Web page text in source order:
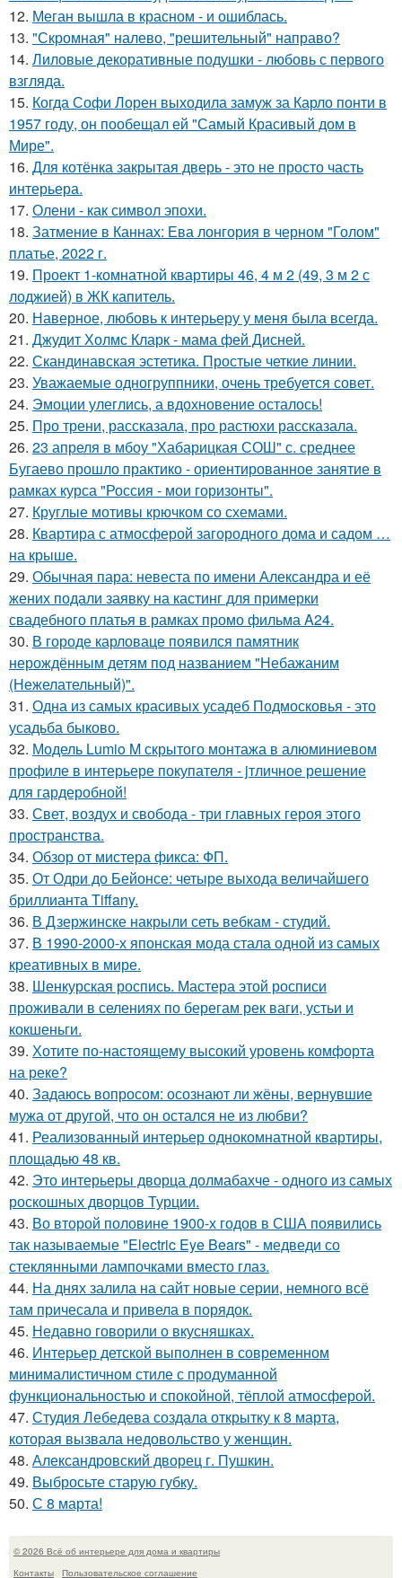
12. Меган вышла в красном - и ошиблась.
13. "Скромная" налево, "решительный" направо?
14. Лиловые декоративные подушки - любовь с первого
взгляда.
15. Когда Софи Лорен выходила замуж за Карло понти в
1957 году, он пообещал ей "Самый Красивый дом в
Мире".
16. Для котёнка закрытая дверь - это не просто часть
интерьера.
17. Олени - как символ эпохи.
18. Затмение в Каннах: Ева лонгория в черном "Голом"
платье, 2022 г.
19. Проект 1-комнатной квартиры 46, 4 м 2 (49, 3 м 2 с
лоджией) в ЖК капитель.
20. Наверное, любовь к интерьеру у меня была всегда.
21. Джудит Холмс Кларк - мама фей Дисней.
22. Скандинавская эстетика. Простые четкие линии.
23. Уважаемые одногруппники, очень требуется совет.
24. Эмоции улеглись, а вдохновение осталось!
25. Про трени, рассказала, про растюхи рассказала.
26. 23 апреля в мбоу "Хабарицкая СОШ" с. среднее
Бугаево прошло практико - ориентированное занятие в
рамках курса "Россия - мои горизонты".
27. Круглые мотивы крючком со схемами.
28. Квартира с атмосферой загородного дома и садом …
на крыше.
29. Обычная пара: невеста по имени Александра и её
жених подали заявку на кастинг для примерки
свадебного платья в рамках промо фильма A24.
30. В городе карловаце появился памятник
нерождённым детям под названием "Небажаним
(Нежелательный)".
31. Одна из самых красивых усадеб Подмосковья - это
усадьба быково.
32. Модель Lumio M скрытого монтажа в алюминиевом
профиле в интерьере покупателя - jтличное решение
для гардеробной!
33. Свет, воздух и свобода - три главных героя этого
пространства.
34. Обзор от мистера фикса: ФП.
35. От Одри до Бейонсе: четыре выхода величайшего
бриллианта Tiffany.
36. В Дзержинске накрыли сеть вебкам - студий.
37. В 1990-2000-х японская мода стала одной из самых
креативных в мире.
38. Шенкурская роспись. Мастера этой росписи
проживали в селениях по берегам рек ваги, устьи и
кокшеньги.
39. Хотите по-настоящему высокий уровень комфорта
на реке?
40. Задаюсь вопросом: осознают ли жёны, вернувшие
мужа от другой, что он остался не из любви?
41. Реализованный интерьер однокомнатной квартиры,
площадью 48 кв.
42. Это интерьеры дворца долмабахче - одного из самых
роскошных дворцов Турции.
43. Во второй половине 1900-х годов в США появились
так называемые "Electric Eye Bears" - медведи со
стеклянными лампочками вместо глаз.
44. На днях залила на сайт новые серии, немного всё
там причесала и привела в порядок.
45. Недавно говорили о вкусняшках.
46. Интерьер детской выполнен в современном
минималистичном стиле с продуманной
функциональностью и спокойной, тёплой атмосферой.
47. Студия Лебедева создала открытку к 8 марта,
которая вызвала недовольство у женщин.
48. Александровский дворец г. Пушкин.
49. Выбросьте старую губку.
50. С 8 марта!
© 2026 Всё об интерьере для дома и квартиры
Контакты
Пользовательское соглашение